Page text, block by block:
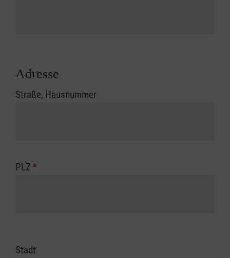
Adresse
Straße, Hausnummer
PLZ *
Stadt